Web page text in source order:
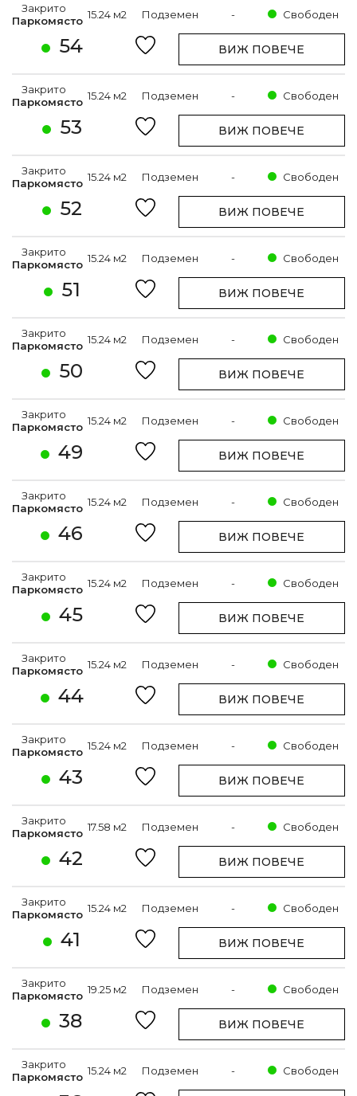
54
Закрито
Паркомясто 15.24 м2 Подземен - Свободен
ВИЖ ПОВЕЧЕ
53
Закрито
Паркомясто 15.24 м2 Подземен - Свободен
ВИЖ ПОВЕЧЕ
52
Закрито
Паркомясто 15.24 м2 Подземен - Свободен
ВИЖ ПОВЕЧЕ
51
Закрито
Паркомясто 15.24 м2 Подземен - Свободен
ВИЖ ПОВЕЧЕ
50
Закрито
Паркомясто 15.24 м2 Подземен - Свободен
ВИЖ ПОВЕЧЕ
49
Закрито
Паркомясто 15.24 м2 Подземен - Свободен
ВИЖ ПОВЕЧЕ
46
Закрито
Паркомясто 15.24 м2 Подземен - Свободен
ВИЖ ПОВЕЧЕ
45
Закрито
Паркомясто 15.24 м2 Подземен - Свободен
ВИЖ ПОВЕЧЕ
44
Закрито
Паркомясто 15.24 м2 Подземен - Свободен
ВИЖ ПОВЕЧЕ
43
Закрито
Паркомясто 15.24 м2 Подземен - Свободен
ВИЖ ПОВЕЧЕ
42
Закрито
Паркомясто 17.58 м2 Подземен - Свободен
ВИЖ ПОВЕЧЕ
41
Закрито
Паркомясто 15.24 м2 Подземен - Свободен
ВИЖ ПОВЕЧЕ
38
Закрито
Паркомясто 19.25 м2 Подземен - Свободен
ВИЖ ПОВЕЧЕ
Закрито
Паркомясто 15.24 м2 Подземен - Свободен